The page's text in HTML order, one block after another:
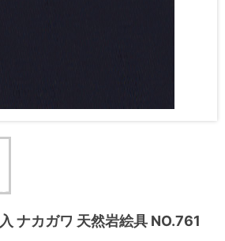
ナカガワ 天然岩絵具 NO.761